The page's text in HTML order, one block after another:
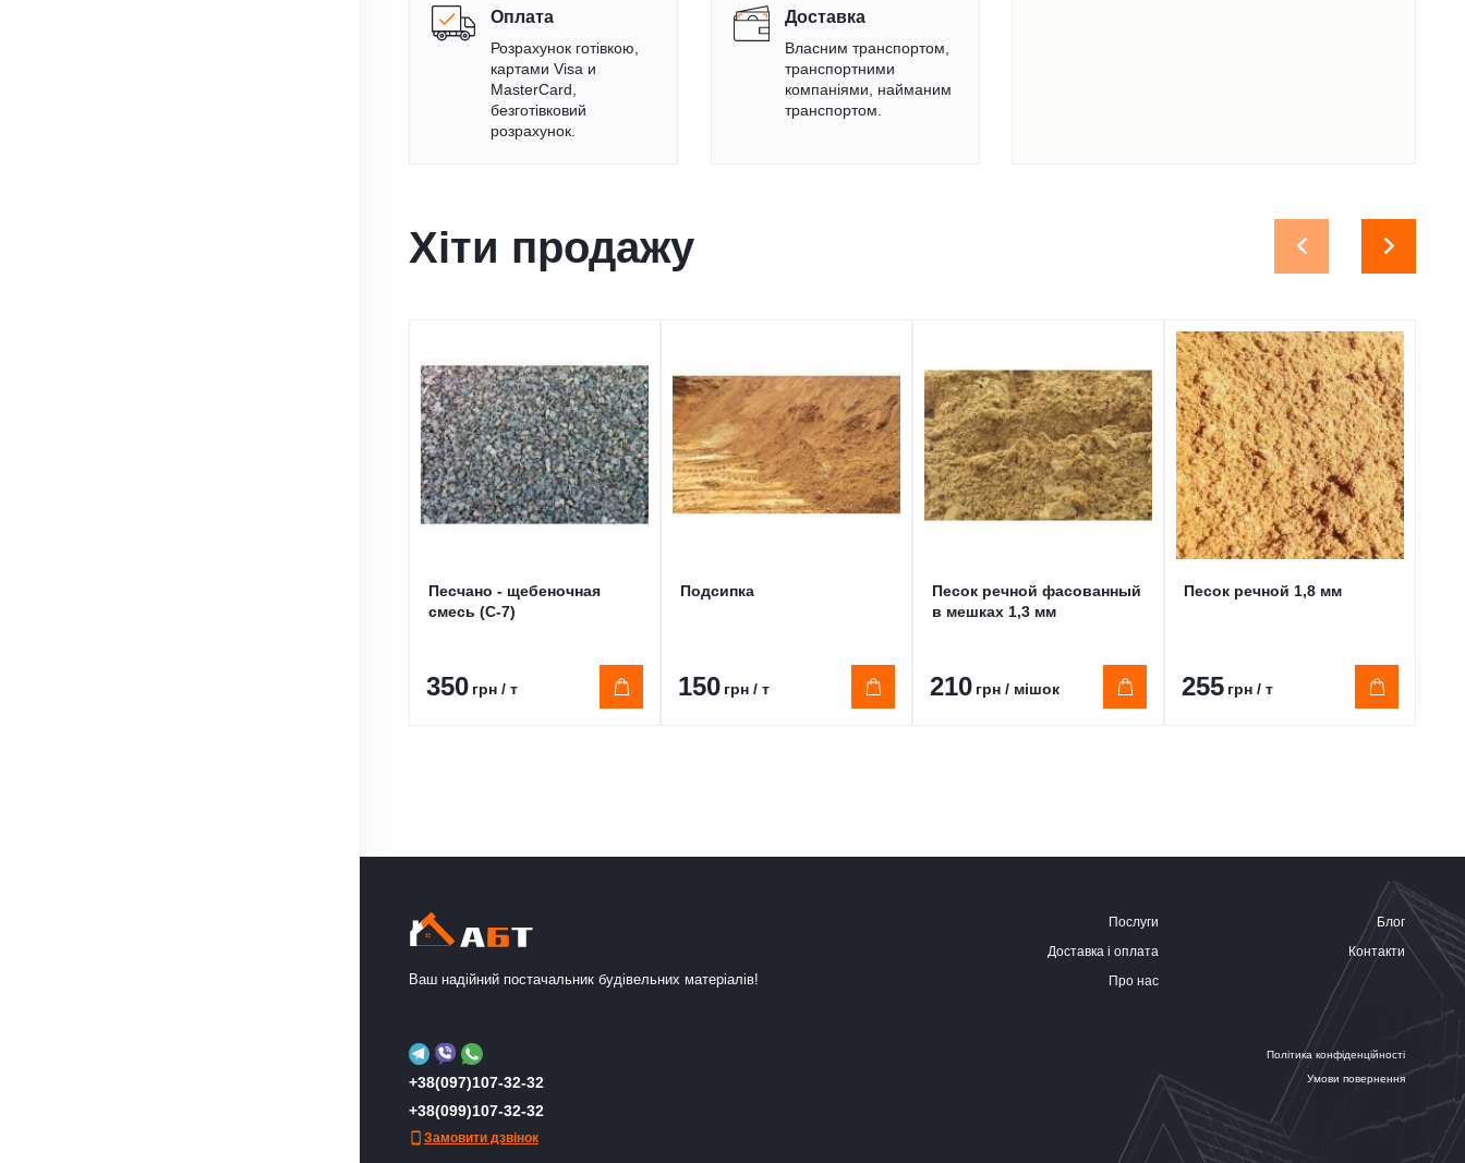
Оплата
Розрахунок готівкою,
картами Visa и
MasterCard,
безготівковий
розрахунок.
Доставка
Власним транспортом,
транспортними
компаніями, найманим
транспортом.
Хіти продажу
Песчано - щебеночная
смесь (С-7)
350 грн / т
Подсипка
150 грн / т
Песок речной фасованный
в мешках 1,3 мм
210 грн / мішок
Песок речной 1,8 мм
255 грн / т
Ваш надійний постачальник будівельних матеріалів!
Послуги
Блог
Доставка і оплата
Контакти
Про нас
+38(097)107-32-32
+38(099)107-32-32
Замовити дзвінок
Політика конфіденційності
Умови повернення